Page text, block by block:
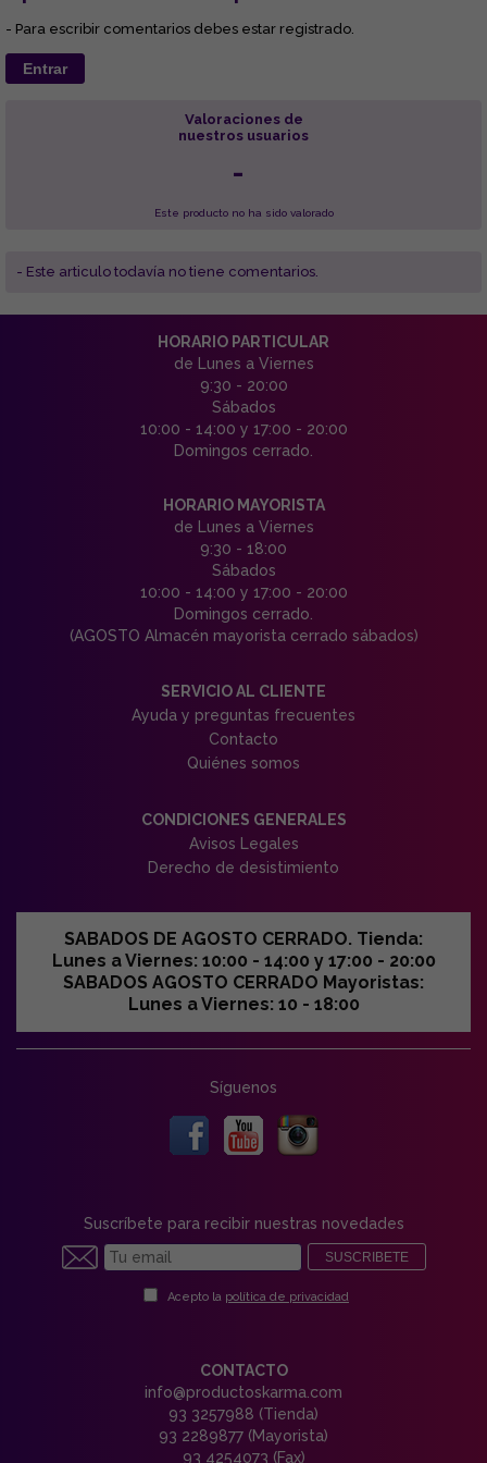
- Para escribir comentarios debes estar registrado.
Entrar
Valoraciones de
nuestros usuarios
-
Este producto no ha sido valorado
- Este articulo todavía no tiene comentarios.
HORARIO PARTICULAR
de Lunes a Viernes
9:30 - 20:00
Sábados
10:00 - 14:00 y 17:00 - 20:00
Domingos cerrado.
HORARIO MAYORISTA
de Lunes a Viernes
9:30 - 18:00
Sábados
10:00 - 14:00 y 17:00 - 20:00
Domingos cerrado.
(AGOSTO Almacén mayorista cerrado sábados)
SERVICIO AL CLIENTE
Ayuda y preguntas frecuentes
Contacto
Quiénes somos
CONDICIONES GENERALES
Avisos Legales
Derecho de desistimiento
SABADOS DE AGOSTO CERRADO. Tienda:
Lunes a Viernes: 10:00 - 14:00 y 17:00 - 20:00
SABADOS AGOSTO CERRADO Mayoristas:
Lunes a Viernes: 10 - 18:00
Síguenos
Suscríbete para recibir nuestras novedades
SUSCRIBETE
Acepto la política de privacidad
CONTACTO
info@productoskarma.com
93 3257988 (Tienda)
93 2289877 (Mayorista)
93 4254073 (Fax)